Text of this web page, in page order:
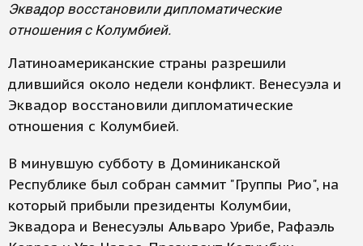
Эквадор восстановили дипломатические
отношения с Колумбией.
Латиноамериканские страны разрешили
длившийся около недели конфликт. Венесуэла и
Эквадор восстановили дипломатические
отношения с Колумбией.
В минувшую субботу в Доминиканской
Республике был собран саммит "Группы Рио", на
который прибыли президенты Колумбии,
Эквадора и Венесуэлы Альваро Урибе, Рафаэль